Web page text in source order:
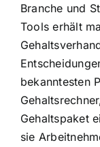
Branche und
Tools erhält
bekanntesten
Gehaltspaket
sie